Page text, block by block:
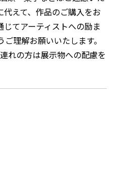
えて、作品のご購入をお
てアーティストへの励ま
理解お願いいたします。
れの方は展示物への配慮を